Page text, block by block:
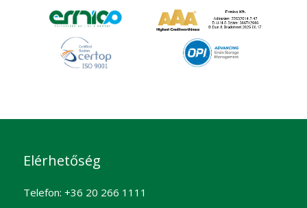
Elérhetőség
Telefon: +36 20 266 1111